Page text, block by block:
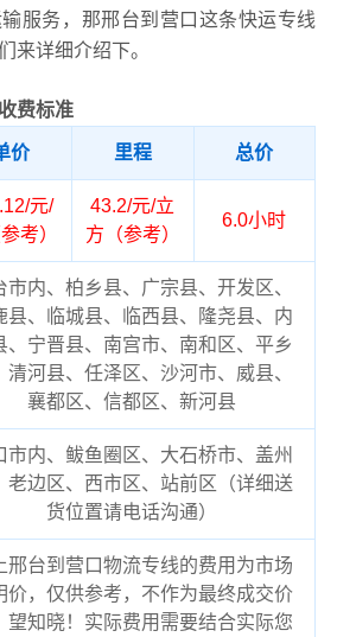
服务，那邢台到营口这条快运专线
来详细介绍下。
收费标准
价 里程 总价
元/
考）
43.2/元/立
方（参考）
6.0小时
市内、柏乡县、广宗县、开发区、
县、临城县、临西县、隆尧县、内
、宁晋县、南宫市、南和区、平乡
清河县、任泽区、沙河市、威县、
襄都区、信都区、新河县
市内、鲅鱼圈区、大石桥市、盖州
老边区、西市区、站前区（详细送
货位置请电话沟通）
邢台到营口物流专线的费用为市场
价，仅供参考，不作为最终成交价
望知晓！实际费用需要结合实际您